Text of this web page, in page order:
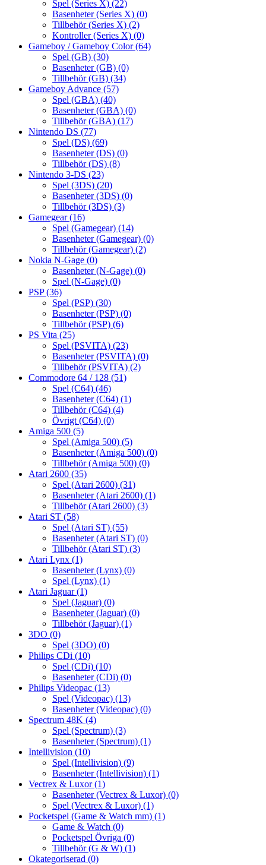
Spel (Series X) (22)
Basenheter (Series X) (0)
Tillbehör (Series X) (2)
Kontroller (Series X) (0)
Gameboy / Gameboy Color(64)
Spel (GB) (30)
Basenheter (GB) (0)
Tillbehör (GB) (34)
Gameboy Advance (57)
Spel (GBA) (40)
Basenheter (GBA) (0)
Tillbehör (GBA) (17)
Nintendo DS (77)
Spel (DS) (69)
Basenheter (DS) (0)
Tillbehör (DS) (8)
Nintendo 3-DS (23)
Spel (3DS) (20)
Basenheter (3DS) (0)
Tillbehör (3DS) (3)
Gamegear(16)
Spel (Gamegear) (14)
Basenheter (Gamegear) (0)
Tillbehör (Gamegear) (2)
Nokia N-Gage (0)
Basenheter (N-Gage) (0)
Spel (N-Gage) (0)
PSP(36)
Spel (PSP) (30)
Basenheter (PSP) (0)
Tillbehör (PSP) (6)
PS Vita (25)
Spel (PSVITA) (23)
Basenheter (PSVITA) (0)
Tillbehör (PSVITA) (2)
Commodore 64 / 128 (51)
Spel (C64) (46)
Basenheter (C64) (1)
Tillbehör (C64) (4)
Övrigt (C64) (0)
Amiga 500 (5)
Spel (Amiga 500) (5)
Basenheter (Amiga 500) (0)
Tillbehör (Amiga 500) (0)
Atari 2600 (35)
Spel (Atari 2600) (31)
Basenheter (Atari 2600) (1)
Tillbehör (Atari 2600) (3)
Atari ST (58)
Spel (Atari ST) (55)
Basenheter (Atari ST) (0)
Tillbehör (Atari ST) (3)
Atari Lynx (1)
Basenheter (Lynx) (0)
Spel (Lynx) (1)
Atari Jaguar(1)
Spel (Jaguar) (0)
Basenheter (Jaguar) (0)
Tillbehör (Jaguar) (1)
3DO (0)
Spel (3DO) (0)
Philips CDi (10)
Spel (CDi) (10)
Basenheter (CDi) (0)
Philips Videopac (13)
Spel (Videopac) (13)
Basenheter (Videopac) (0)
Spectrum 48K (4)
Spel (Spectrum) (3)
Basenheter (Spectrum) (1)
Intellivision (10)
Spel (Intellivision) (9)
Basenheter (Intellivision) (1)
Vectrex & Luxor(1)
Basenheter (Vectrex & Luxor) (0)
Spel (Vectrex & Luxor) (1)
Pocketspel (Game & Watch mm) (1)
Game & Watch (0)
Pocketspel Övriga (0)
Tillbehör (G & W) (1)
Okategoriserad (0)